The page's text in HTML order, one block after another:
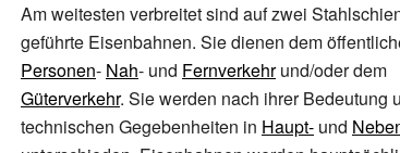
Am weitesten verbreitet sind auf zwei
geführte Eisenbahnen. Sie dienen dem
Personen- Nah- und Fernverkehrund/oder dem
Güterverkehr. Sie werden nach ihrer Bedeutung
technischen Gegebenheiten in Haupt- und